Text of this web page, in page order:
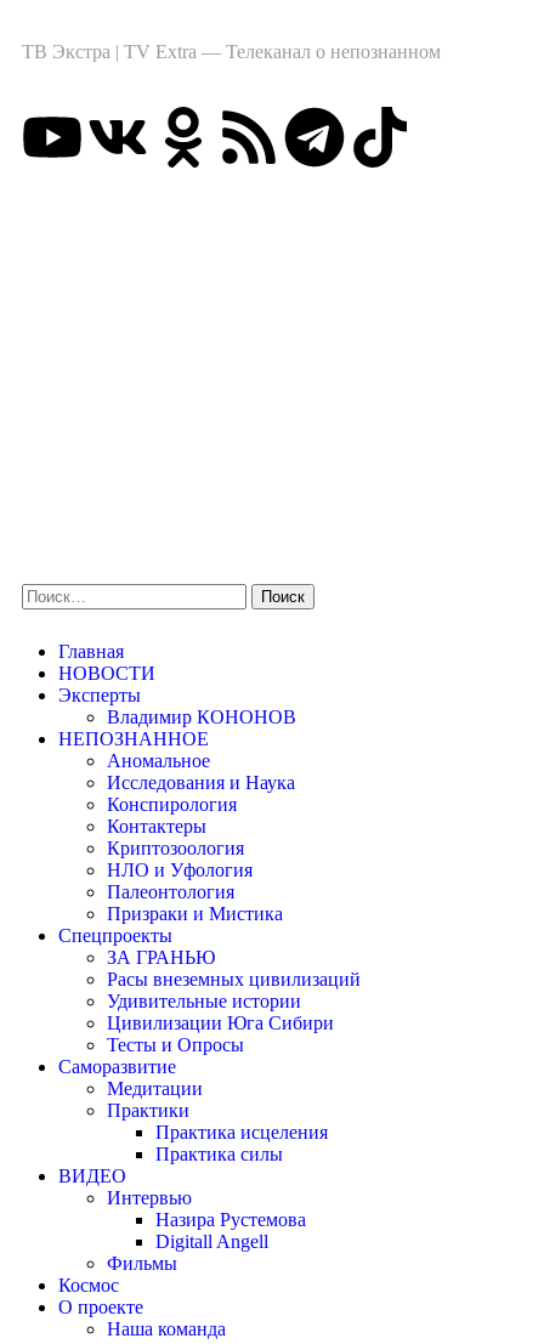
ТВ Экстра | TV Extra — Телеканал о непознанном
Главная
НОВОСТИ
Эксперты
Владимир КОНОНОВ
НЕПОЗНАННОЕ
Аномальное
Исследования и Наука
Конспирология
Контактеры
Криптозоология
НЛО и Уфология
Палеонтология
Призраки и Мистика
Спецпроекты
ЗА ГРАНЬЮ
Расы внеземных цивилизаций
Удивительные истории
Цивилизации Юга Сибири
Тесты и Опросы
Саморазвитие
Медитации
Практики
Практика исцеления
Практика силы
ВИДЕО
Интервью
Назира Рустемова
Digitall Angell
Фильмы
Космос
О проекте
Наша команда